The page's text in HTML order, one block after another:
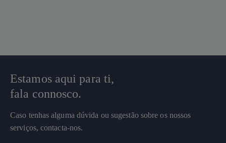
Estamos aqui para ti,
fala connosco.
Caso tenhas alguma dúvida ou sugestão sobre os nossos
serviços, contacta-nos.